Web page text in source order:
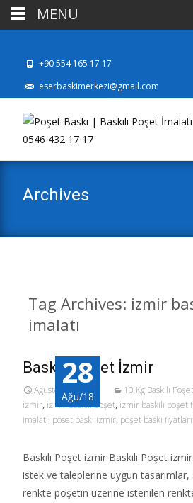
+90 554 165 17 17
eserbaskimerkezi@gmail.com
Archives
Tag Archives: izmir
imalatı
28
Ağu/18
Baskılı Poşet İzmir
Ağustos 28, 2018 10 Kg Baskılı
izmir, izmir baskılı poşet, izmir baskılı poşet
imalatı, poset baski izmir, poşet baskı
Baskılı Poşet izmir Baskılı Poşet
istek ve taleplerine uygun
renkte poşetin üzerine istenilen
MENU